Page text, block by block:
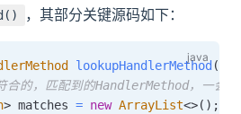
，其部分关键源码如下：
lookupHandlerMethod (
的，匹配到的HandlerMethod，一会
> matches = new ArrayList<>( ) ;